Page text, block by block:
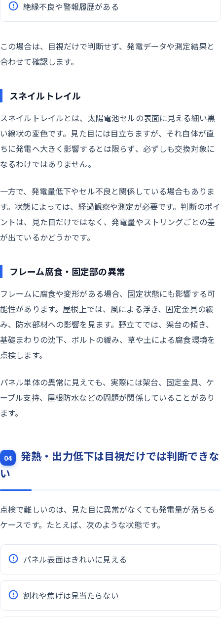
絶縁不良や警報履歴がある
この場合は、目視だけで判断せず、発電データや測定結果と
合わせて確認します。
スネイルトレイル
スネイルトレイルとは、太陽電池セルの表面に見える細い黒
い線状の変色です。見た目には目立ちますが、それ自体が直
ちに発電へ大きく影響するとは限らず、必ずしも交換対象に
なるわけではありません。
一方で、発電量低下やセル不良と関係している場合もありま
す。状態によっては、経過観察や測定が必要です。判断のポイ
ントは、見た目だけではなく、発電量やストリングごとの差
が出ているかどうかです。
フレーム腐食・固定部の異常
フレームに腐食や変形がある場合、固定状態にも影響する可
能性があります。屋根上では、風による浮き、固定金具の緩
み、防水部材への影響を見ます。野立てでは、架台の傾き、
基礎まわりの沈下、ボルトの緩み、草や土による腐食環境を
点検します。
パネル単体の異常に見えても、実際には架台、固定金具、ケ
ーブル支持、屋根防水などの問題が関係していることがあり
ます。
04
発熱・出力低下は目視だけでは判断できな
い
点検で難しいのは、見た目に異常がなくても発電量が落ちる
ケースです。たとえば、次のような状態です。
パネル表面はきれいに見える
割れや焦げは見当たらない